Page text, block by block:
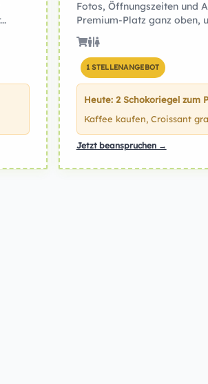
Fotos, Öffnungszeiten und
Premium-Platz ganz oben,
1 STELLENANGEBOT
Heute: 2 Schokoriegel zum
Kaffee kaufen, Croissant
Jetzt beanspruchen →